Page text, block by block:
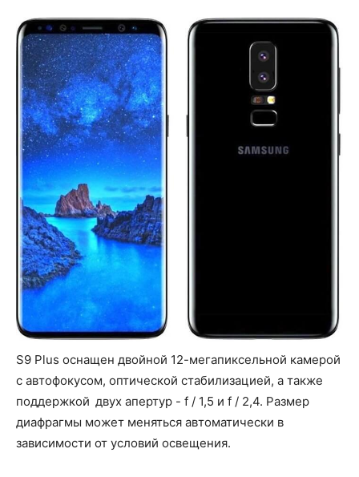
S9 Plus оснащен двойной 12-мегапиксельной камерой
с автофокусом, оптической стабилизацией, а также
поддержкой двух апертур - f / 1,5 и f / 2,4. Размер
диафрагмы может меняться автоматически в
зависимости от условий освещения.